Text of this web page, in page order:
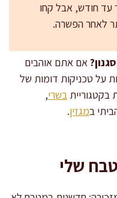
חודש, אבל קחו
לאחר הפשרה.
אם אתם אוהבים
על טכניקות דומות של
בקטגוריית בשרי,
במגזין.
שלי